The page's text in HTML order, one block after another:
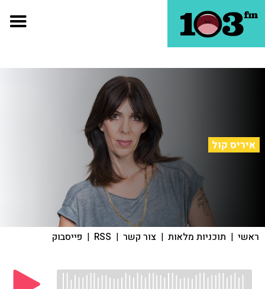
איריס קול
ראשי | תוכניות מלאות | צור קשר |
RSS
| פייסבוק